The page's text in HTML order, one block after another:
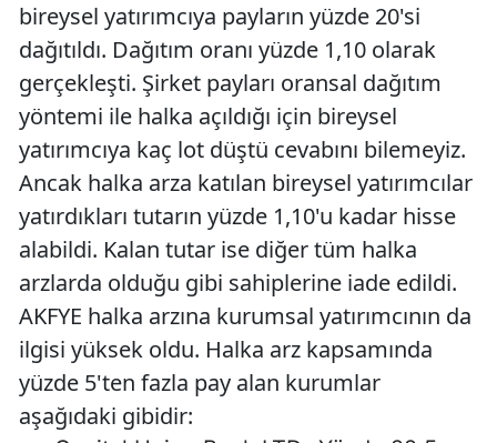
bireysel yatırımcıya payların yüzde 20'si
dağıtıldı. Dağıtım oranı yüzde 1,10 olarak
gerçekleşti. Şirket payları oransal dağıtım
yöntemi ile halka açıldığı için bireysel
yatırımcıya kaç lot düştü cevabını bilemeyiz.
Ancak halka arza katılan bireysel yatırımcılar
yatırdıkları tutarın yüzde 1,10'u kadar hisse
alabildi. Kalan tutar ise diğer tüm halka
arzlarda olduğu gibi sahiplerine iade edildi.
AKFYE halka arzına kurumsal yatırımcının da
ilgisi yüksek oldu. Halka arz kapsamında
yüzde 5'ten fazla pay alan kurumlar
aşağıdaki gibidir: